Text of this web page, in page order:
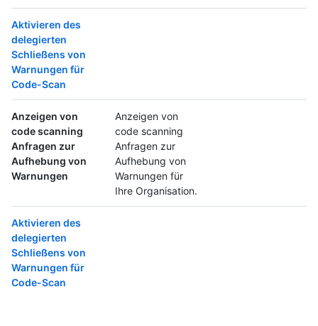
Aktivieren des
delegierten
Schließens von
Warnungen für
Code-Scan
Anzeigen von
code scanning
Anfragen zur
Aufhebung von
Warnungen
Anzeigen von
code scanning
Anfragen zur
Aufhebung von
Warnungen für
Ihre Organisation.
Aktivieren des
delegierten
Schließens von
Warnungen für
Code-Scan